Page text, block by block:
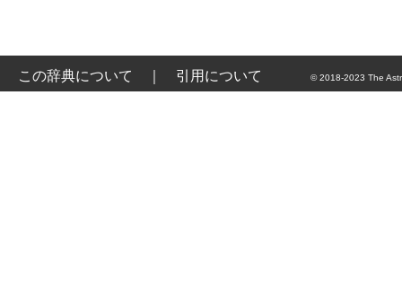
この辞典について 引用について © 2018-2023 The